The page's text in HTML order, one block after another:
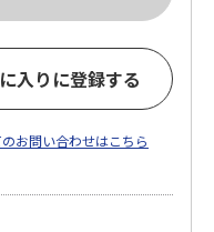
入りに登録する
お問い合わせはこちら